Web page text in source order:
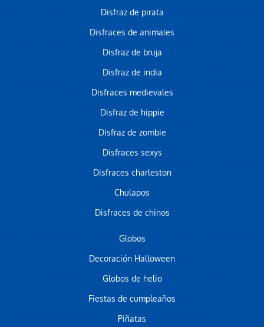
Disfraz de pirata
Disfraces de animales
Disfraz de bruja
Disfraz de india
Disfraces medievales
Disfraz de hippie
Disfraz de zombie
Disfraces sexys
Disfraces charleston
Chulapos
Disfraces de chinos
Globos
Decoración Halloween
Globos de helio
Fiestas de cumpleaños
Piñatas